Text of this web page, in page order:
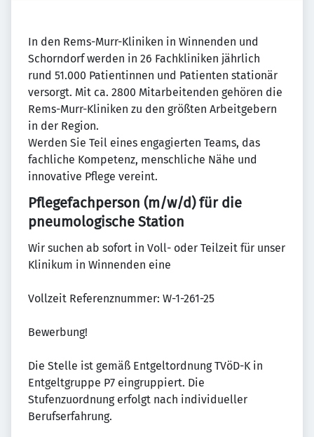
In den Rems-Murr-Kliniken in Winnenden und
Schorndorf werden in 26 Fachkliniken jährlich
rund 51.000 Patientinnen und Patienten stationär
versorgt. Mit ca. 2800 Mitarbeitenden gehören die
Rems-Murr-Kliniken zu den größten Arbeitgebern
in der Region.
Werden Sie Teil eines engagierten Teams, das
fachliche Kompetenz, menschliche Nähe und
innovative Pflege vereint.
Pflegefachperson (m/w/d) für die
pneumologische Station
Wir suchen ab sofort in Voll- oder Teilzeit für unser
Klinikum in Winnenden eine
Vollzeit Referenznummer: W-1-261-25
Bewerbung!
Die Stelle ist gemäß Entgeltordnung TVöD-K in
Entgeltgruppe P7 eingruppiert. Die
Stufenzuordnung erfolgt nach individueller
Berufserfahrung.